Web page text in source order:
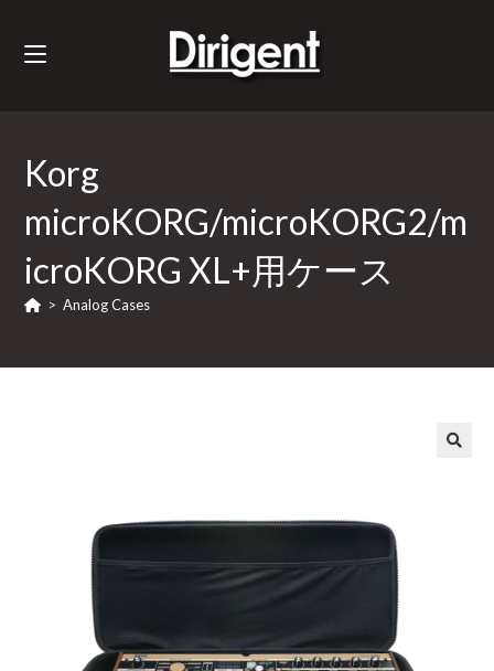
Korg
microKORG/microKORG2/m
icroKORG XL+用ケース
> Analog Cases